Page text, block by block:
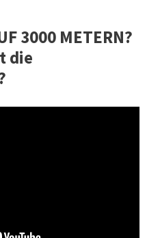
3000 METERN?
die